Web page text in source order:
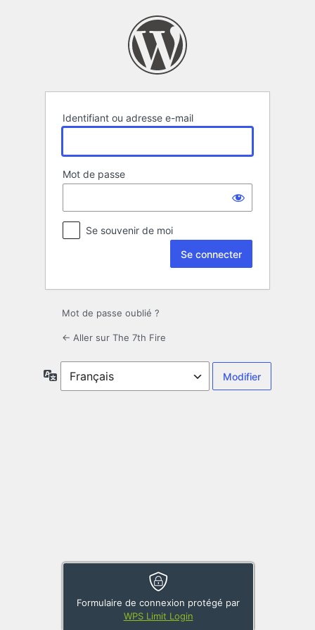
Identifiant ou adresse e-mail
Mot de passe
Formulaire de connexion protégé par
WPS Limit Login
Se souvenir de moi
Mot de passe oublié ?
← Aller sur The 7th Fire
Langue